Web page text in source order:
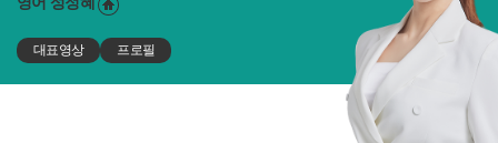
대표영상 프로필